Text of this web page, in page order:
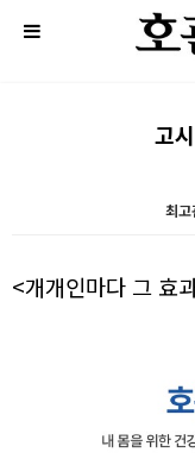
고
최고
<개개인마다 그 효